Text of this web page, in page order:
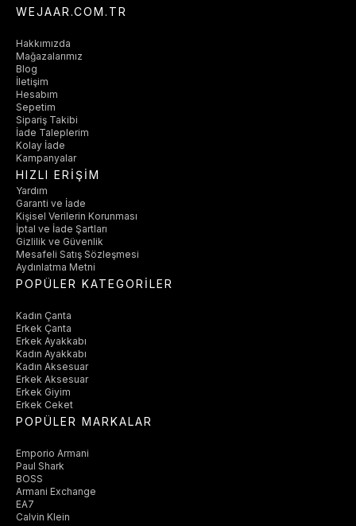
WEJAAR.COM.TR
Hakkımızda
Mağazalarımız
Blog
İletişim
Hesabım
Sepetim
Sipariş Takibi
İade Taleplerim
Kolay İade
Kampanyalar
HIZLI ERİŞİM
Yardım
Garanti ve İade
Kişisel Verilerin Korunması
İptal ve İade Şartları
Gizlilik ve Güvenlik
Mesafeli Satış Sözleşmesi
Aydınlatma Metni
POPÜLER KATEGORİLER
Kadın Çanta
Erkek Çanta
Erkek Ayakkabı
Kadın Ayakkabı
Kadın Aksesuar
Erkek Aksesuar
Erkek Giyim
Erkek Ceket
POPÜLER MARKALAR
Emporio Armani
Paul Shark
BOSS
Armani Exchange
EA7
Calvin Klein